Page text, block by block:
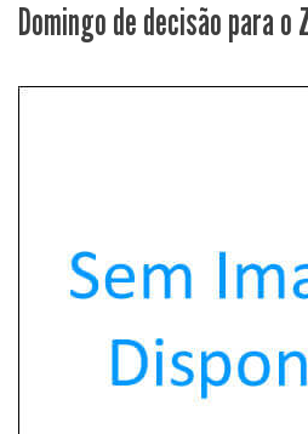
Domingo de decisão para o